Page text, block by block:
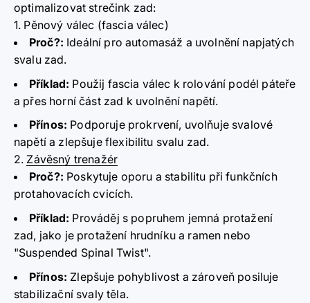
optimalizovat strečink zad:
1. Pěnový válec (fascia válec)
Proč?: Ideální pro automasáž a uvolnění napjatých
svalu zad.
Příklad: Použij fascia válec k rolování podél páteře
a přes horní část zad k uvolnění napětí.
Přínos: Podporuje prokrvení, uvolňuje svalové
napětí a zlepšuje flexibilitu svalu zad.
2. Závěsný trenažér
Proč?: Poskytuje oporu a stabilitu při funkčních
protahovacích cvicích.
Příklad: Prováděj s popruhem jemná protažení
zad, jako je protažení hrudníku a ramen nebo
"Suspended Spinal Twist".
Přínos: Zlepšuje pohyblivost a zároveň posiluje
stabilizační svaly těla.